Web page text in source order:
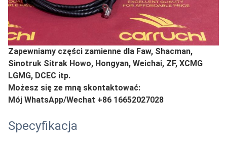
Zapewniamy części zamienne dla Faw, Shacman,
Sinotruk Sitrak Howo, Hongyan, Weichai, ZF, XCMG
LGMG, DCEC itp.
Możesz się ze mną skontaktować:
Mój WhatsApp/Wechat +86 16652027028
Specyfikacja